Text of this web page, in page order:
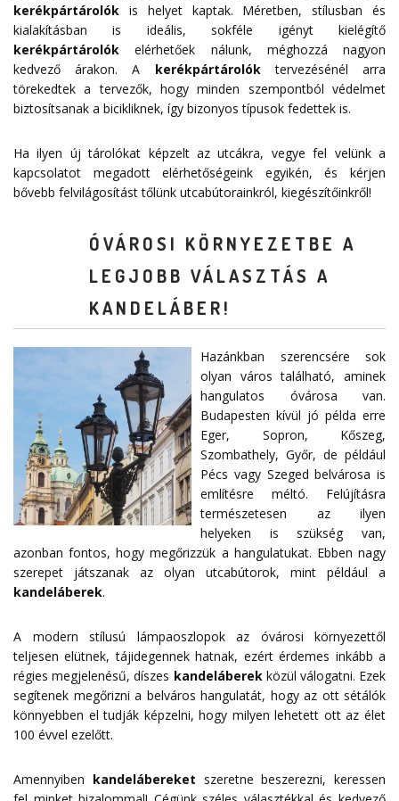
kerékpártárolók is helyet kaptak. Méretben, stílusban és
kialakításban is ideális, sokféle igényt kielégítő
kerékpártárolók elérhetőek nálunk, méghozzá nagyon
kedvező árakon. A kerékpártárolóktervezésénél arra
törekedtek a tervezők, hogy minden szempontból védelmet
biztosítsanak a bicikliknek, így bizonyos típusok fedettek is.
Ha ilyen új tárolókat képzelt az utcákra, vegye fel velünk a
kapcsolatot megadottelérhetőségeink egyikén, és kérjen
bővebb felvilágosítást tőlünk utcabútorainkról, kiegészítőinkről!
ÓVÁROSI KÖRNYEZETBE A
LEGJOBB VÁLASZTÁS A
KANDELÁBER!
Hazánkban szerencsére sok
olyan város található, aminek
hangulatos óvárosa van.
Budapesten kívül jó példa erre
Eger, Sopron, Kőszeg,
Szombathely, Győr, de például
Pécs vagy Szeged belvárosa is
említésre méltó. Felújításra
természetesen az ilyen
helyeken is szükség van,
azonban fontos, hogy megőrizzük a hangulatukat. Ebben nagy
szerepet játszanak az olyan utcabútorok, mint például a
kandeláberek.
A modern stílusú lámpaoszlopok az óvárosi környezettől
teljesen elütnek, tájidegennek hatnak, ezért érdemes inkább a
régies megjelenésű, díszes kandeláberekközül válogatni. Ezek
segítenek megőrizni a belváros hangulatát, hogy az ott sétálók
könnyebben el tudják képzelni, hogy milyen lehetett ott az élet
100 évvel ezelőtt.
Amennyiben kandelábereket szeretne beszerezni, keressen